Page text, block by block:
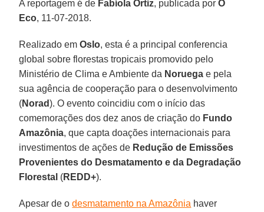
A reportagem é de Fabíola Ortiz, publicada porO
Eco, 11-07-2018.
Realizado emOslo, esta é a principal conferencia
global sobre florestas tropicais promovido pelo
Ministério de Clima e Ambiente da Noruega e pela
sua agência de cooperação para o desenvolvimento
(Norad). O evento coincidiu com o início das
comemorações dos dez anos de criação do Fundo
Amazônia, que capta doações internacionais para
investimentos de ações de Redução de Emissões
Provenientes do Desmatamento e da Degradação
Florestal (REDD+).
Apesar de odesmatamento na Amazônia haver